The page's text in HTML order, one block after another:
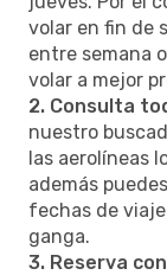
volar en fin de
entre semana
volar a mejor
2. Consulta
nuestro
las aerolíneas
además
fechas de
ganga.
3. Reserva